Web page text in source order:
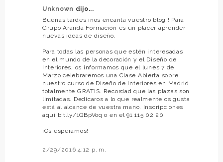
Unknown dijo...
Buenas tardes ¡nos encanta vuestro blog ! Para
Grupo Aranda Formación es un placer aprender
nuevas ideas de diseño.
Para todas las personas que estén interesadas
en el mundo de la decoración y el Diseño de
Interiores, os informamos que el lunes 7 de
Marzo celebraremos una Clase Abierta sobre
nuestro curso de Diseño de Interiores en Madrid
totalmente GRATIS. Recordad que las plazas son
limitadas. Dedicaros a lo que realmente os gusta
está al alcance de vuestra mano. Inscripciones
aquí bit.ly/1QBpVoq o en el 91 115 02 20
¡Os esperamos!
2/29/2016 4:12 p. m.